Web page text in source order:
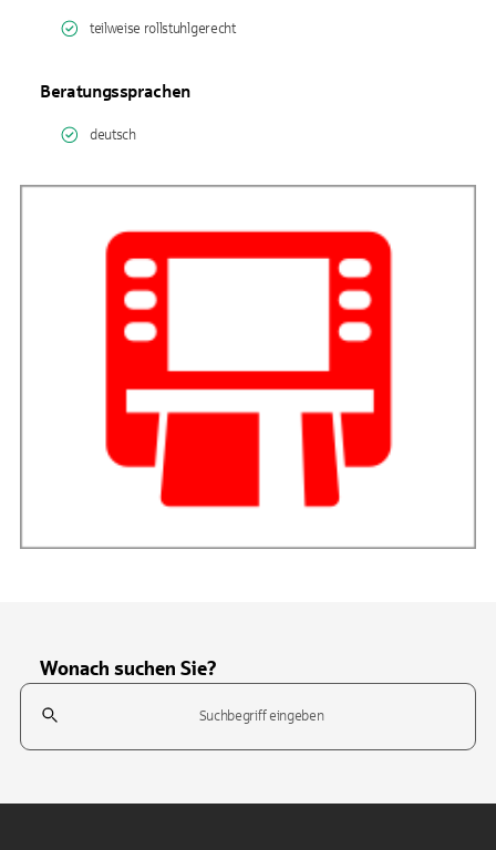
teilweise rollstuhlgerecht
Beratungssprachen
deutsch
Wonach suchen Sie?
Suchfeld